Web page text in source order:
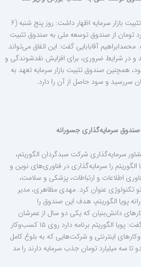
رییس هیئت عامل صندوق تثبیت بازار سرمایه اظهار داشت: روز پنج شنبه (۶
تومان از صندوق توسعه ملی به صندوق تثبیت
محمدابراهیم آقابابایی گفت: این اتفاق می‌تواند
و در شرایط ضروری، برای افزایش نقدشوندگی و
همچنین صندوق تثبیت بازار سرمایه تعهد به
سررسید و سود حاصل از آن را دارد.
سرمایه‌گذاری جسورانه
سرمایه‌گذاری شرکت سبدگردان الگوریتم،
را سرمایه‌گذاری در فناوری‌های نوین و
اطلاعات و ارتباطات، پزشکی و سلامت،
تکنولوژی عنوان کرد. مهدی مظاهری، مدیر
پویا الگوریتم، هدف این صندوق را
دانش‌بنیان که یکی دو سال از عمرشان
گذشته است، عنوان کرد و گفت: پویا الگوریتم برنامه دارد روی ۱۵ کسب‌وکار
اینترنتی و شرکت‌هایی که به بلوغ کامل
تا سه میلیارد تومان جذب سرمایه دارند را مد